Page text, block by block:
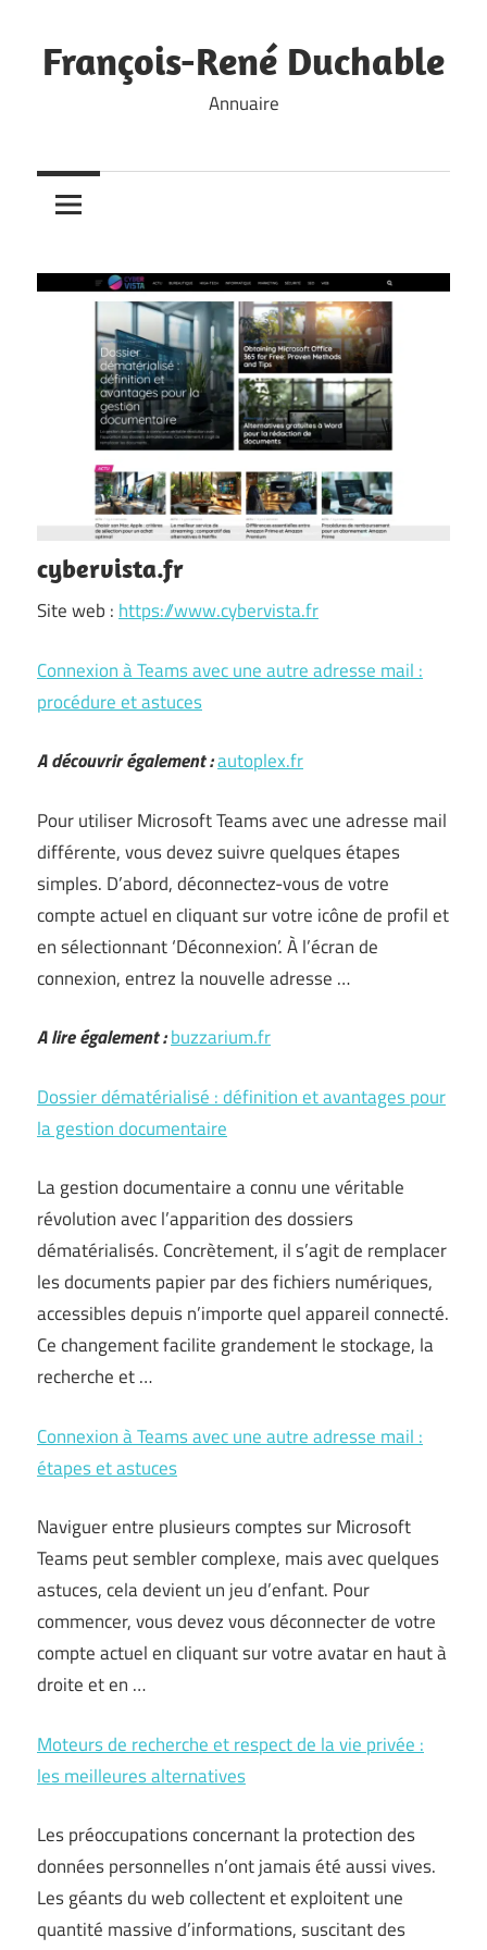
to
content
François-René Duchable
Annuaire
cybervista.fr
Site web : https://www.cybervista.fr
Connexion à Teams avec une autre adresse mail :
procédure et astuces
A découvrir également :autoplex.fr
Pour utiliser Microsoft Teams avec une adresse mail
différente, vous devez suivre quelques étapes
simples. D’abord, déconnectez-vous de votre
compte actuel en cliquant sur votre icône de profil et
en sélectionnant ‘Déconnexion’. À l’écran de
connexion, entrez la nouvelle adresse …
A lire également :buzzarium.fr
Dossier dématérialisé : définition et avantages pour
la gestion documentaire
La gestion documentaire a connu une véritable
révolution avec l’apparition des dossiers
dématérialisés. Concrètement, il s’agit de remplacer
les documents papier par des fichiers numériques,
accessibles depuis n’importe quel appareil connecté.
Ce changement facilite grandement le stockage, la
recherche et …
Connexion à Teams avec une autre adresse mail :
étapes et astuces
Naviguer entre plusieurs comptes sur Microsoft
Teams peut sembler complexe, mais avec quelques
astuces, cela devient un jeu d’enfant. Pour
commencer, vous devez vous déconnecter de votre
compte actuel en cliquant sur votre avatar en haut à
droite et en …
Moteurs de recherche et respect de la vie privée :
les meilleures alternatives
Les préoccupations concernant la protection des
données personnelles n’ont jamais été aussi vives.
Les géants du web collectent et exploitent une
quantité massive d’informations, suscitant des